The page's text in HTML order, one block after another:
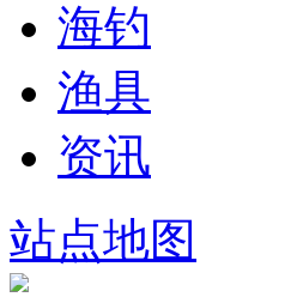
海钓
渔具
资讯
站点地图